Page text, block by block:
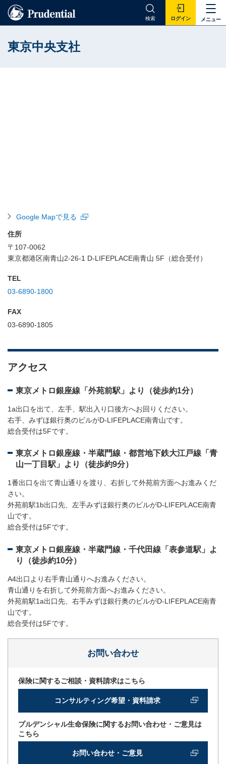
メニュー
検索 ログイン
東京中央支社
Google Mapで見る
住所
〒107-0062
東京都港区南青山2-26-1 D-LIFEPLACE南青山 5F（総合受付）
TEL
03-6890-1800
FAX
03-6890-1805
アクセス
東京メトロ銀座線「外苑前駅」より（徒歩約1分）
1a出口を出て、左手、駅出入り口後方へお回りください。
右手、みずほ銀行奥のビルがD-LIFEPLACE南青山です。
総合受付は5Fです。
東京メトロ銀座線・半蔵門線・都営地下鉄大江戸線「青
山一丁目駅」より（徒歩約9分）
1番出口を出て青山通りを渡り、右折して外苑前方面へお進みくだ
さい。
外苑前駅1b出口先、左手みずほ銀行奥のビルがD-LIFEPLACE南青
山です。
総合受付は5Fです。
東京メトロ銀座線・半蔵門線・千代田線「表参道駅」よ
り（徒歩約10分）
A4出口より右手青山通りへお進みください。
青山通りを右折して外苑前方面へお進みください。
外苑前駅1a出口先、右手みずほ銀行奥のビルがD-LIFEPLACE南青
山です。
総合受付は5Fです。
お問い合わせ
保険に関するご相談・資料請求はこちら
コンサルティング希望・資料請求
プルデンシャル生命保険に関するお問い合わせ・ご意見は
こちら
お問い合わせ・ご意見